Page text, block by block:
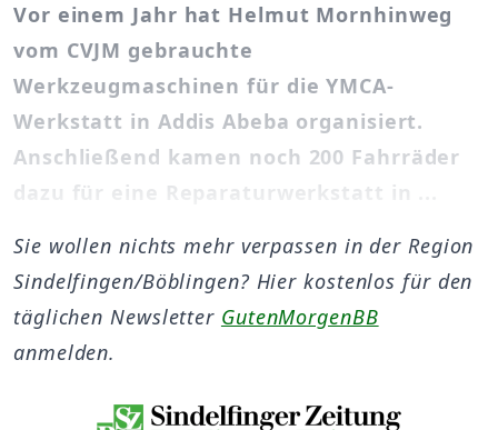
Vor einem Jahr hat Helmut Mornhinweg
vom CVJM gebrauchte
Werkzeugmaschinen für die YMCA-
Werkstatt in Addis Abeba organisiert.
Anschließend kamen noch 200 Fahrräder
dazu für eine Reparaturwerkstatt in ...
Sie wollen nichts mehr verpassen in der Region
Sindelfingen/Böblingen? Hier kostenlos für den
täglichen Newsletter GutenMorgenBB
anmelden.